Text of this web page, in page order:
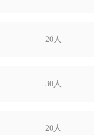
20人
30人
20人